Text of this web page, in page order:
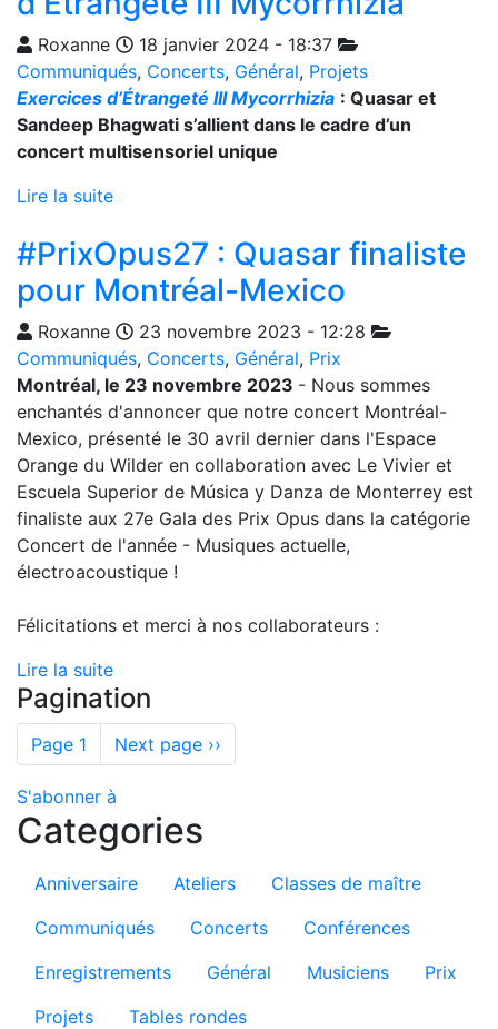
Roxanne
18 janvier 2024 - 18:37
Communiqués, Concerts, Général, Projets
Exercices d’Étrangeté III Mycorrhizia : Quasar et
Sandeep Bhagwati s’allient dans le cadre d’un
concert multisensoriel unique
Lire la suite
#PrixOpus27 : Quasar finaliste
pour Montréal-Mexico
Roxanne
23 novembre 2023 - 12:28
Communiqués, Concerts, Général, Prix
Montréal, le 23 novembre 2023 - Nous sommes
enchantés d'annoncer que notre concert Montréal-
Mexico, présenté le 30 avril dernier dans l'Espace
Orange du Wilder en collaboration avec Le Vivier et
Escuela Superior de Música y Danza de Monterrey est
finaliste aux 27e Gala des Prix Opus dans la catégorie
Concert de l'année - Musiques actuelle,
électroacoustique !
Félicitations et merci à nos collaborateurs :
Lire la suite
Pagination
Page 1 Next page ››
S'abonner à
Categories
Anniversaire Ateliers
Classes de maître
Communiqués
Concerts
Conférences
Enregistrements
Général Musiciens
Prix
Projets
Tables rondes